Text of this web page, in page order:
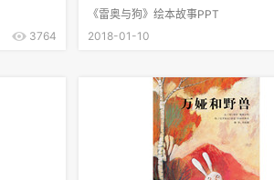
3764
《雷奥与狗》绘本故事PPT
2018-01-10